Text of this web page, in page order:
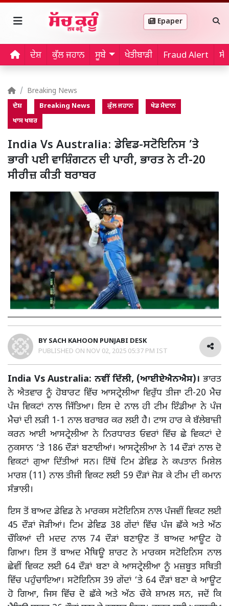
Epaper
ਦੇਸ਼ ਕੁੱਲ ਜਹਾਨ ਸੂਬੇ ਖੇਤੀਬਾੜੀ Fraud Alert
Breaking News
ਦੇਸ਼ Breaking News ਕੁੱਲ ਜਹਾਨ
ਖੇਡ ਮੈਦਾਨ
ਖਾਸ ਖਬਰ
India Vs Australia: ਡੇਵਿਡ-ਸਟੋਇਨਿਸ ’ਤੇ
ਭਾਰੀ ਪਈ ਵਾਸ਼ਿੰਗਟਨ ਦੀ ਪਾਰੀ, ਭਾਰਤ ਨੇ ਟੀ-20
ਸੀਰੀਜ਼ ਕੀਤੀ ਬਰਾਬਰ
BY SACH KAHOON PUNJABI DESK
PUBLISHED ON NOV 02, 2025 05:37 PM IST
India Vs Australia: ਨਵੀਂ ਦਿੱਲੀ, (ਆਈਏਐਨਐਸ)। ਭਾਰਤ
ਨੇ ਐਤਵਾਰ ਨੂੰ ਹੋਬਾਰਟ ਵਿੱਚ ਆਸਟ੍ਰੇਲੀਆ ਵਿਰੁੱਧ ਤੀਜਾ ਟੀ-20 ਮੈਚ
ਪੰਜ ਵਿਕਟਾਂ ਨਾਲ ਜਿੱਤਿਆ। ਇਸ ਦੇ ਨਾਲ ਹੀ ਟੀਮ ਇੰਡੀਆ ਨੇ ਪੰਜ
ਮੈਚਾਂ ਦੀ ਲੜੀ 1-1 ਨਾਲ ਬਰਾਬਰ ਕਰ ਲਈ ਹੈ। ਟਾਸ ਹਾਰ ਕੇ ਬੱਲੇਬਾਜ਼ੀ
ਕਰਨ ਆਈ ਆਸਟ੍ਰੇਲੀਆ ਨੇ ਨਿਰਧਾਰਤ ਓਵਰਾਂ ਵਿੱਚ ਛੇ ਵਿਕਟਾਂ ਦੇ
ਨੁਕਸਾਨ ‘ਤੇ 186 ਦੌੜਾਂ ਬਣਾਈਆਂ। ਆਸਟ੍ਰੇਲੀਆ ਨੇ 14 ਦੌੜਾਂ ਨਾਲ ਦੋ
ਵਿਕਟਾਂ ਗੁਆ ਦਿੱਤੀਆਂ ਸਨ। ਇੱਥੋਂ ਟਿਮ ਡੇਵਿਡ ਨੇ ਕਪਤਾਨ ਮਿਸ਼ੇਲ
ਮਾਰਸ਼ (11) ਨਾਲ ਤੀਜੀ ਵਿਕਟ ਲਈ 59 ਦੌੜਾਂ ਜੋੜ ਕੇ ਟੀਮ ਦੀ ਕਮਾਨ
ਸੰਭਾਲੀ।
ਇਸ ਤੋਂ ਬਾਅਦ ਡੇਵਿਡ ਨੇ ਮਾਰਕਸ ਸਟੋਇਨਿਸ ਨਾਲ ਪੰਜਵੀਂ ਵਿਕਟ ਲਈ
45 ਦੌੜਾਂ ਜੋੜੀਆਂ। ਟਿਮ ਡੇਵਿਡ 38 ਗੇਂਦਾਂ ਵਿੱਚ ਪੰਜ ਛੱਕੇ ਅਤੇ ਅੱਠ
ਚੌਕਿਆਂ ਦੀ ਮਦਦ ਨਾਲ 74 ਦੌੜਾਂ ਬਣਾਉਣ ਤੋਂ ਬਾਅਦ ਆਊਟ ਹੋ
ਗਿਆ। ਇਸ ਤੋਂ ਬਾਅਦ ਮੈਥਿਊ ਸ਼ਾਰਟ ਨੇ ਮਾਰਕਸ ਸਟੋਇਨਿਸ ਨਾਲ
ਛੇਵੀਂ ਵਿਕਟ ਲਈ 64 ਦੌੜਾਂ ਬਣਾ ਕੇ ਆਸਟ੍ਰੇਲੀਆ ਨੂੰ ਮਜ਼ਬੂਤ ਸਥਿਤੀ
ਵਿੱਚ ਪਹੁੰਚਾਇਆ। ਸਟੋਇਨਿਸ 39 ਗੇਂਦਾਂ ‘ਤੇ 64 ਦੌੜਾਂ ਬਣਾ ਕੇ ਆਊਟ
ਹੋ ਗਿਆ, ਜਿਸ ਵਿੱਚ ਦੋ ਛੱਕੇ ਅਤੇ ਅੱਠ ਚੌਕੇ ਸ਼ਾਮਲ ਸਨ, ਜਦੋਂ ਕਿ